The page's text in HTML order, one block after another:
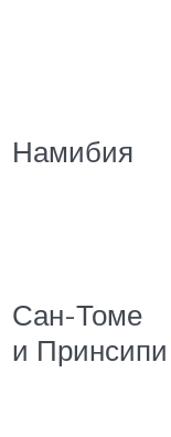
Намибия
Сан-Томе
и Принсипи